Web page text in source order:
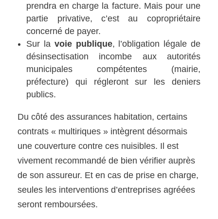
prendra en charge la facture. Mais pour une
partie privative, c’est au copropriétaire
concerné de payer.
Sur la voie publique, l’obligation légale de
désinsectisation incombe aux autorités
municipales compétentes (mairie,
préfecture) qui régleront sur les deniers
publics.
Du côté des assurances habitation, certains
contrats « multiriques » intègrent désormais
une couverture contre ces nuisibles. Il est
vivement recommandé de bien vérifier auprès
de son assureur. Et en cas de prise en charge,
seules les interventions d’entreprises agréées
seront remboursées.